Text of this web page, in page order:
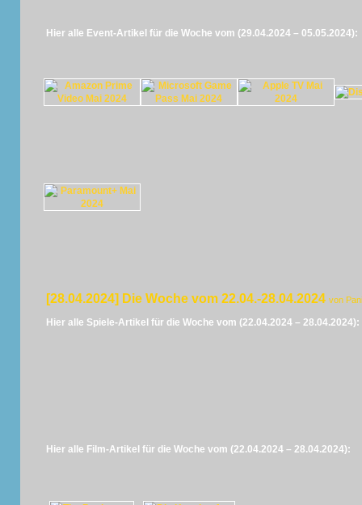
Hier alle Event-Artikel für die Woche vom (29.04.2024 – 05.05.2024):
[28.04.2024] Die Woche vom 22.04.-28.04.2024 von
Hier alle Spiele-Artikel für die Woche vom (22.04.2024 – 28.04.2024):
Hier alle Film-Artikel für die Woche vom (22.04.2024 – 28.04.2024):